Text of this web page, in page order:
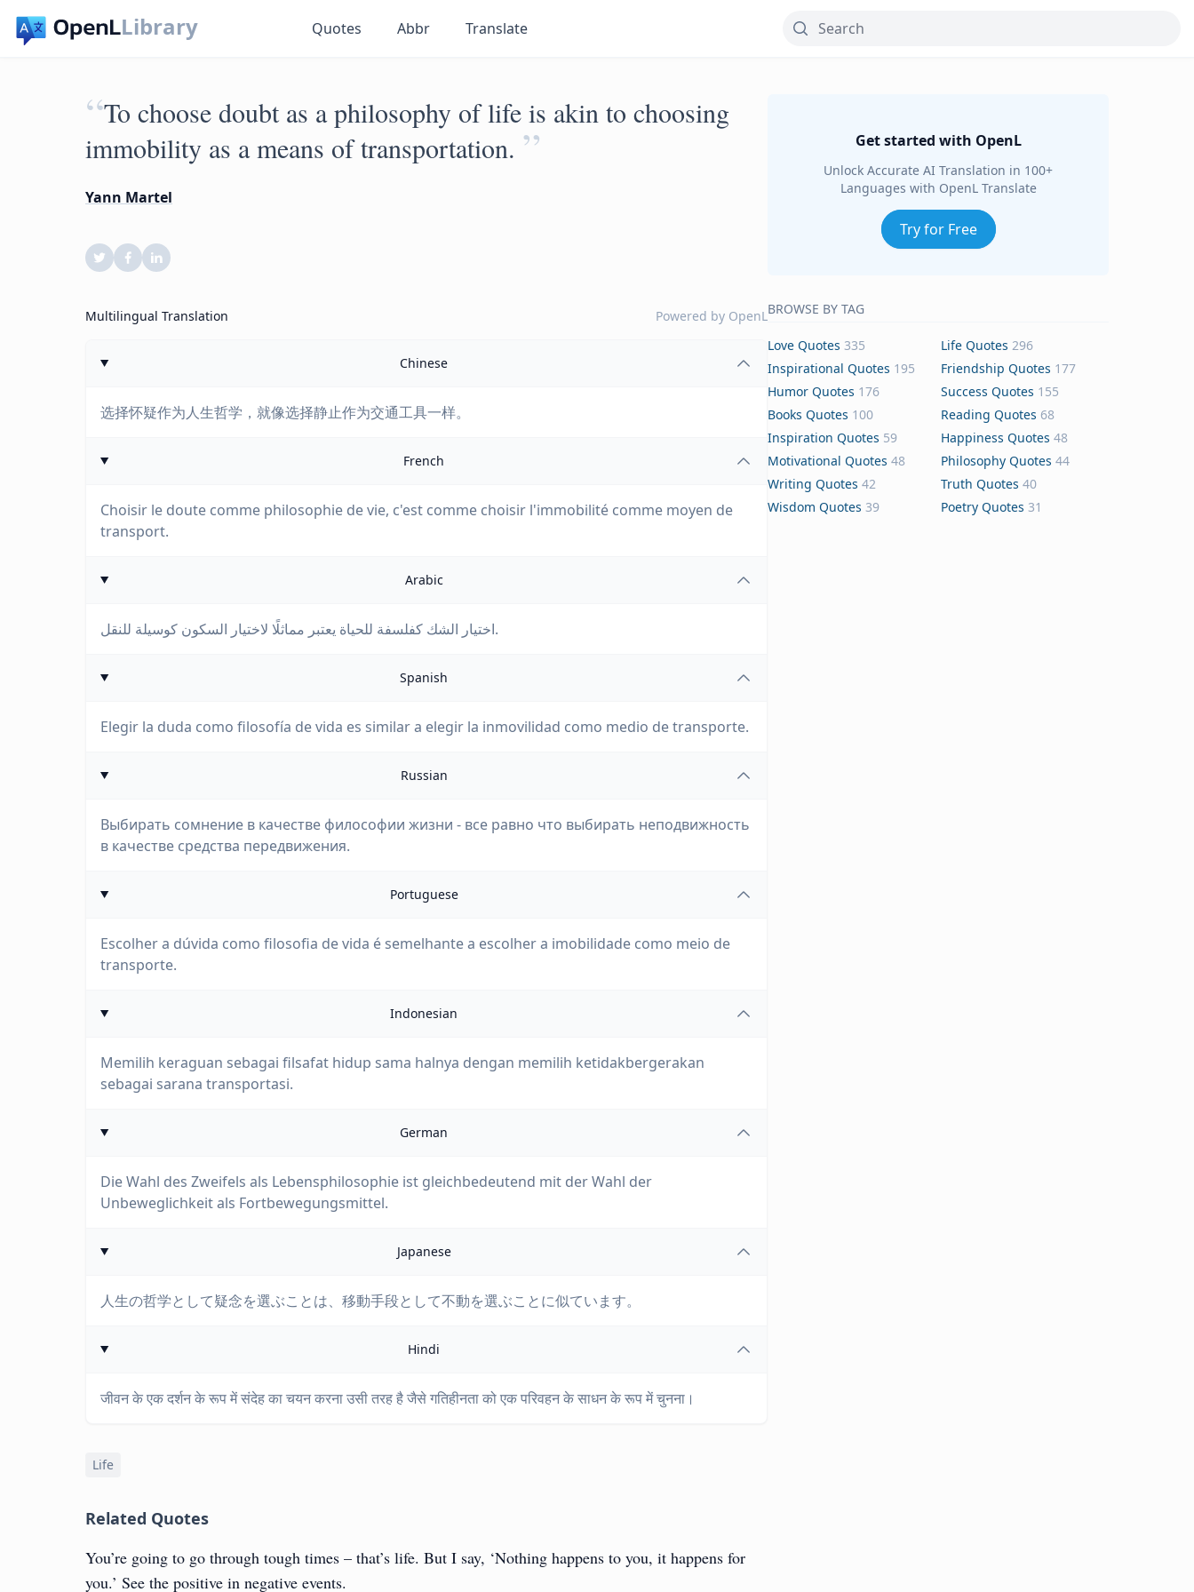
Library Quotes Abbr Translate
“To choose doubt as a philosophy of life is akin to choosing
immobility as a means of transportation. ”
Yann Martel
Multilingual Translation Powered by OpenL
Chinese
选择怀疑作为人生哲学，就像选择静止作为交通工具一样。
French
Choisir le doute comme philosophie de vie, c'est comme choisir l'immobilité comme moyen de
transport.
Arabic
اختيار الشك كفلسفة للحياة يعتبر مماثلًا لاختيار السكون كوسيلة للنقل.
Spanish
Elegir la duda como filosofía de vida es similar a elegir la inmovilidad como medio de transporte.
Russian
Выбирать сомнение в качестве философии жизни - все равно что выбирать неподвижность
в качестве средства передвижения.
Portuguese
Escolher a dúvida como filosofia de vida é semelhante a escolher a imobilidade como meio de
transporte.
Indonesian
Memilih keraguan sebagai filsafat hidup sama halnya dengan memilih ketidakbergerakan
sebagai sarana transportasi.
German
Die Wahl des Zweifels als Lebensphilosophie ist gleichbedeutend mit der Wahl der
Unbeweglichkeit als Fortbewegungsmittel.
Japanese
人生の哲学として疑念を選ぶことは、移動手段として不動を選ぶことに似ています。
Hindi
जीवन के एक दर्शन के रूप में संदेह का चयन करना उसी तरह है जैसे गतिहीनता को एक परिवहन के साधन के रूप में चुनना।
Life
Related Quotes
You’re going to go through tough times – that’s life. But I say, ‘Nothing happens to you, it happens for
you.’ See the positive in negative events.
Get started with OpenL
Unlock Accurate AI Translation in 100+
Languages with OpenL Translate
Try for Free
BROWSE BY TAG
Love Quotes 335 Life Quotes 296
Inspirational Quotes 195 Friendship Quotes 177
Humor Quotes 176 Success Quotes 155
Books Quotes 100 Reading Quotes 68
Inspiration Quotes 59 Happiness Quotes 48
Motivational Quotes 48 Philosophy Quotes 44
Writing Quotes 42 Truth Quotes 40
Wisdom Quotes 39 Poetry Quotes 31